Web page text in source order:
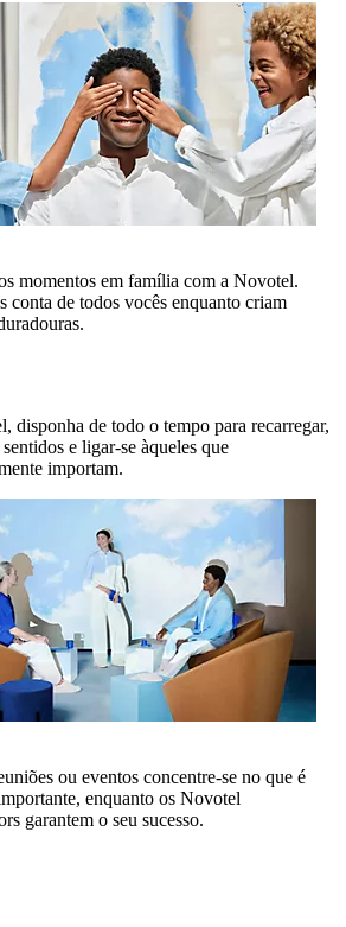
momentos em família com a Novotel.
conta de todos vocês enquanto criam
disponha de todo o tempo para recarregar,
e ligar-se àqueles que
importam.
ou eventos concentre-se no que é
enquanto os Novotel
garantem o seu sucesso.